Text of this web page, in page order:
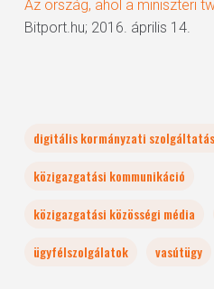
Az ország, ahol a miniszteri
Bitport.hu; 2016. április 14.
digitális kormányzati
közigazgatási kommunikáció
közigazgatási közösségi média
ügyfélszolgálatok
vasútügy